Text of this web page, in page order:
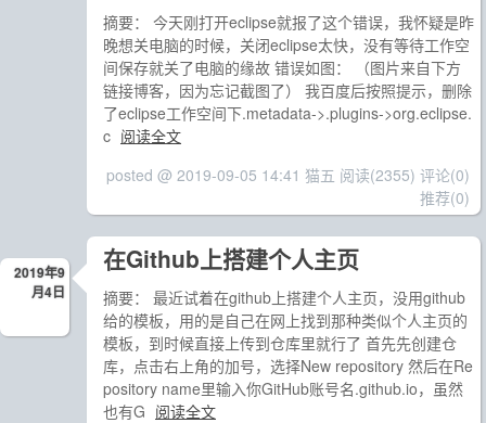
摘要： 今天刚打开eclipse就报了这个错误，我怀疑是昨
晚想关电脑的时候，关闭eclipse太快，没有等待工作空
间保存就关了电脑的缘故 错误如图： （图片来自下方
链接博客，因为忘记截图了） 我百度后按照提示，删除
了eclipse工作空间下.metadata->.plugins->org.eclipse.
c 阅读全文
posted @ 2019-09-05 14:41 猫五 阅读(2355) 评论(0)
推荐(0)
2019年9
月4日
在Github上搭建个人主页
摘要： 最近试着在github上搭建个人主页，没用github
给的模板，用的是自己在网上找到那种类似个人主页的
模板，到时候直接上传到仓库里就行了 首先先创建仓
库，点击右上角的加号，选择New repository 然后在Re
pository name里输入你GitHub账号名.github.io，虽然
也有G 阅读全文